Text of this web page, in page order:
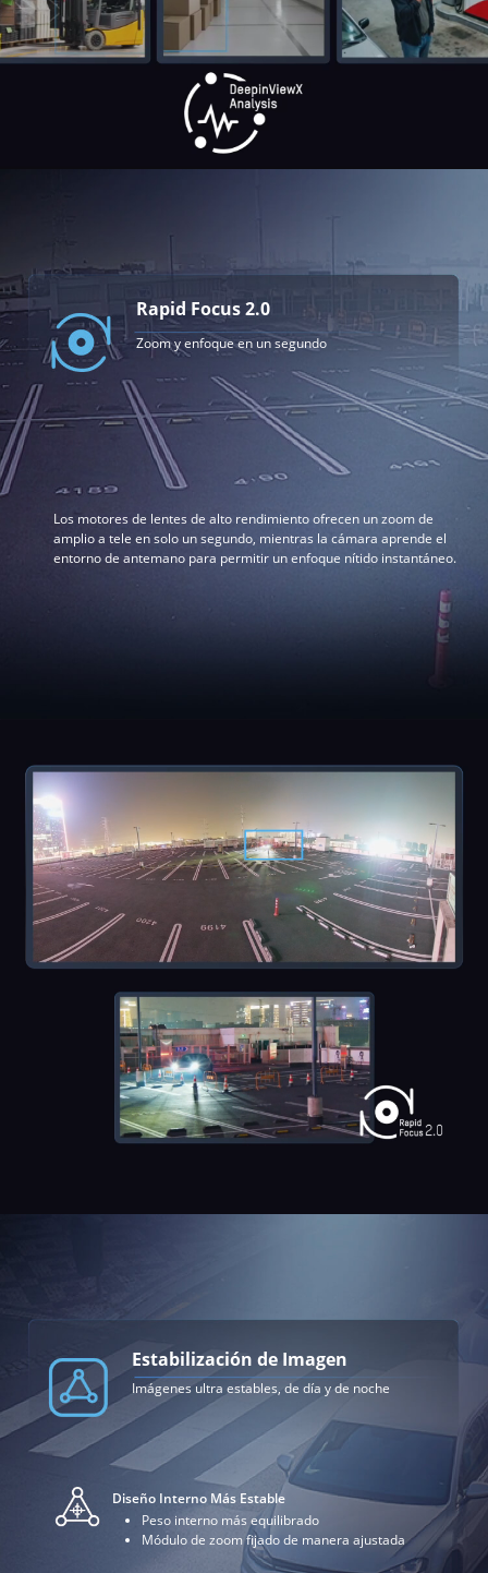
Rapid Focus 2.0
Zoom y enfoque en un segundo
Los motores de lentes de alto rendimiento ofrecen un zoom de
amplio a tele en solo un segundo, mientras la cámara aprende el
entorno de antemano para permitir un enfoque nítido instantáneo.
Estabilización de Imagen
Imágenes ultra estables, de día y de noche
Diseño Interno Más Estable
Peso interno más equilibrado
Módulo de zoom fijado de manera ajustada